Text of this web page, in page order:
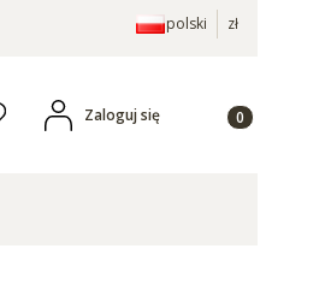
polski zł
Zaloguj się Produkty w